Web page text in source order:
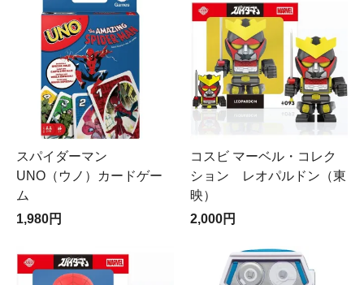
スパイダーマン
UNO（ウノ）カードゲー
ム
1,980円
コスビ マーベル・コレク
ション レオパルドン（東
映）
2,000円